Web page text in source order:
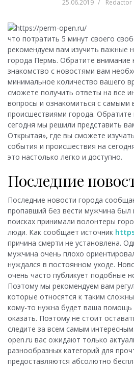
25.06.2019 Redactor
что потратить 5 минут своего
рекомендуем вам изучить важные
города Пермь. Обратите внимание
знакомство с новостями вам
минимальное количество вашего
сможете получить ответы на все
вопросы и ознакомиться с
происшествиями города.
сегодня мы решили представить
Открытая», где вы сможете
события и происшествия на
это настолько легко и доступно.
Последние
Последние новости города
пропавший без вести мужчина
поисках принимали волонтеры
люди. Как сообщает источник
причина смерти не установлена.
мужчина очень плохо
нуждался в постоянном уходе.
очень часто публикует подобные
Поэтому мы рекомендуем вам
которые относятся к таким
кому-то нужна будет ваша
оказать. Поэтому не стоит
следите за всем самым
open.ru вас ожидают только
разнообразных категорий для
предоставляются абсолютно